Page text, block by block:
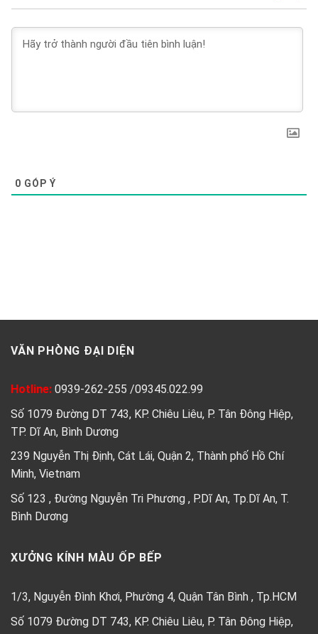
0 GÓP Ý
VĂN PHÒNG ĐẠI DIỆN
Hotline: 0939-262-255 /09345.022.99
Số 1079 Đường DT 743, KP. Chiêu Liêu, P. Tân Đông Hiệp,
TP. Dĩ An, Bình Dương
239 Nguyễn Thị Định, Cát Lái, Quận 2, Thành phố Hồ Chí
Minh, Vietnam
Số 123 , Đường Nguyễn Tri Phương , P.Dĩ An, Tp.Dĩ An, T.
Bình Dương
XƯỞNG KÍNH MÀU ỐP BẾP
1/3, Nguyễn Đình Khơi, Phường 4, Quận Tân Bình , Tp.HCM
Số 1079 Đường DT 743, KP. Chiêu Liêu, P. Tân Đông Hiệp,